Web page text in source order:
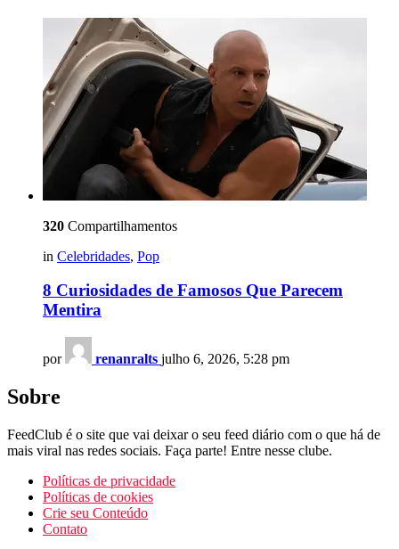
320 Compartilhamentos
in Celebridades, Pop
8 Curiosidades de Famosos Que Parecem
Mentira
por renanralts julho 6, 2026, 5:28 pm
Sobre
FeedClub é o site que vai deixar o seu feed diário com o que há de
mais viral nas redes sociais. Faça parte! Entre nesse clube.
Políticas de privacidade
Políticas de cookies
Crie seu Conteúdo
Contato